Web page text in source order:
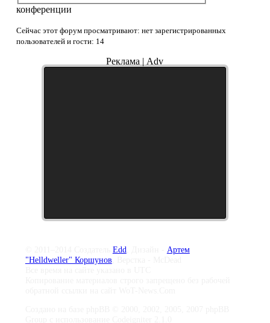
конференции
Сейчас этот форум просматривают: нет зарегистрированных
пользователей и гости: 14
Реклама | Adv
Edd
Артем
"Helldweller" Коршунов